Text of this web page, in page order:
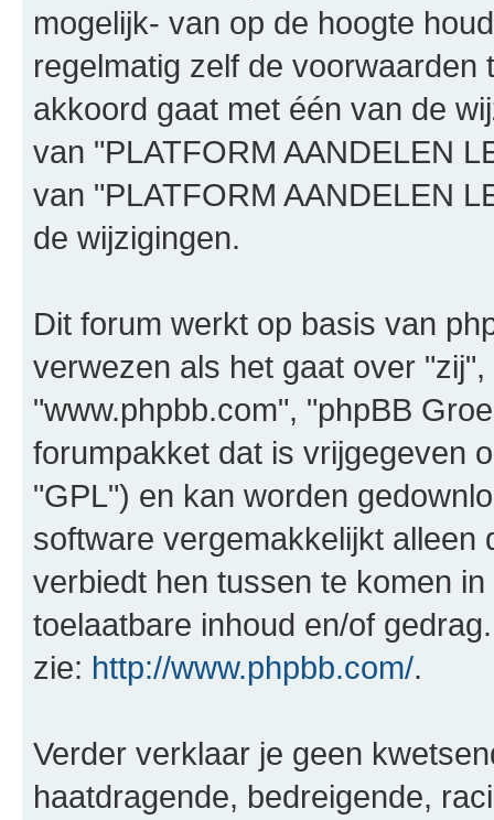
mogelijk- van op de hoogte
regelmatig zelf de voorwaarden
akkoord gaat met één van de
van "PLATFORM AANDELEN
van "PLATFORM AANDELEN
de wijzigingen.
Dit forum werkt op basis van
verwezen als het gaat over
"www.phpbb.com", "phpBB
forumpakket dat is vrijgegeven
"GPL") en kan worden
software vergemakkelijkt alleen
verbiedt hen tussen te komen
toelaatbare inhoud en/of
zie: http://www.phpbb.com/.
Verder verklaar je geen
haatdragende, bedreigende,